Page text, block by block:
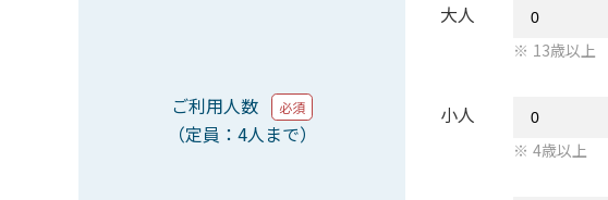
ご利用人数 必須
（定員：4人まで）
大人
13歳以上
小人
4歳以上